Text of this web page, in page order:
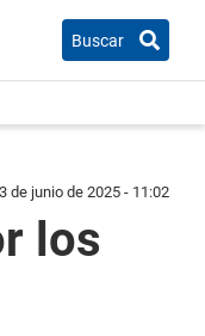
Buscar
de junio de 2025 - 11:02
los